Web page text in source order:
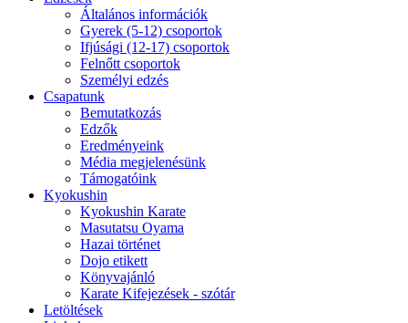
Általános információk
Gyerek (5-12) csoportok
Ifjúsági (12-17) csoportok
Felnőtt csoportok
Személyi edzés
Csapatunk
Bemutatkozás
Edzők
Eredményeink
Média megjelenésünk
Támogatóink
Kyokushin
Kyokushin Karate
Masutatsu Oyama
Hazai történet
Dojo etikett
Könyvajánló
Karate Kifejezések - szótár
Letöltések